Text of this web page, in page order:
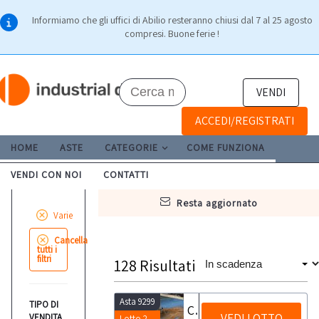
Informiamo che gli uffici di Abilio resteranno chiusi dal 7 al 25 agosto
compresi. Buone ferie !
VENDI
ACCEDI/REGISTRATI
HOME ASTE CATEGORIE COME FUNZIONA
VENDI CON NOI CONTATTI
resta aggiornato
Varie
Cancella
tutti i
filtri
TIPO DI
128 Risultati
Asta 9299
Caricatore di barre automatico BOSS 542 R